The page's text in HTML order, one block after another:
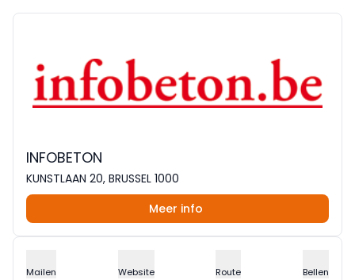
INFOBETON
KUNSTLAAN 20, BRUSSEL 1000
Meer info
Mailen Website Route Bellen